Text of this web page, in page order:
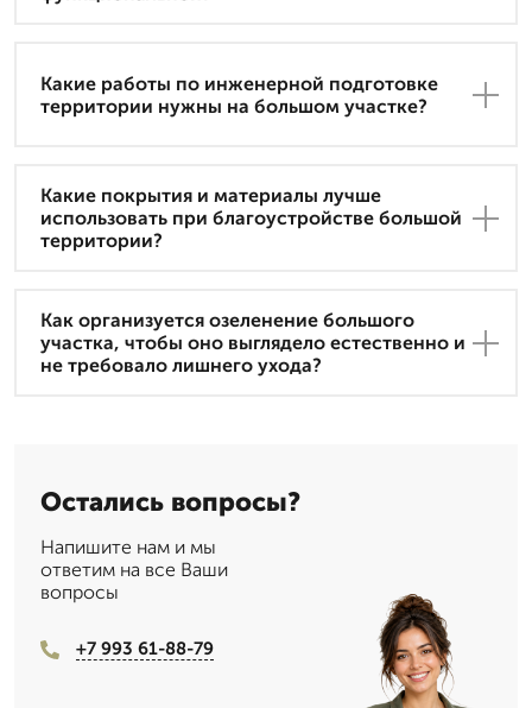
Какие работы по инженерной подготовке
территории нужны на большом участке?
Какие покрытия и материалы лучше
использовать при благоустройстве большой
территории?
Как организуется озеленение большого
участка, чтобы оно выглядело естественно и
не требовало лишнего ухода?
Остались вопросы?
Напишите нам и мы
ответим на все Ваши
вопросы
+7 993 61-88-79